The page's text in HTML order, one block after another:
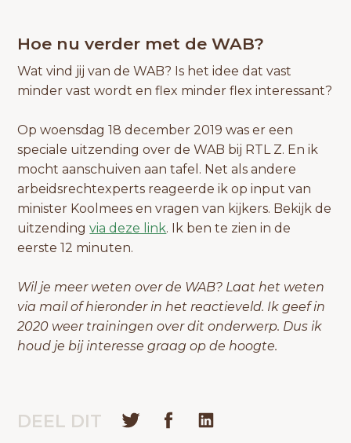
Hoe nu verder met de WAB?
Wat vind jij van de WAB? Is het idee dat vast
minder vast wordt en flex minder flex interessant?
Op woensdag 18 december 2019 was er een
speciale uitzending over de WAB bij RTL Z. En ik
mocht aanschuiven aan tafel. Net als andere
arbeidsrechtexperts reageerde ik op input van
minister Koolmees en vragen van kijkers. Bekijk de
uitzendingvia deze link. Ik ben te zien in de
eerste 12 minuten.
Wil je meer weten over de WAB? Laat het weten
via mail of hieronder in het reactieveld. Ik geef in
2020 weer trainingen over dit onderwerp. Dus ik
houd je bij interesse graag op de hoogte.
DEEL DIT